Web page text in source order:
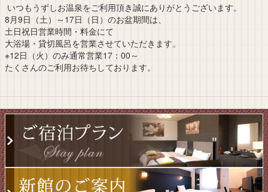
いつもうずしお温泉をご利用頂き誠にありがとうございます。
8月9日（土）～17日（日）のお盆期間は、
土日祝日営業時間・料金にて
大浴場・貸切風呂を営業させていただきます。
※12日（火）のみ通常営業17：00～
たくさんのご利用お待ちしております。